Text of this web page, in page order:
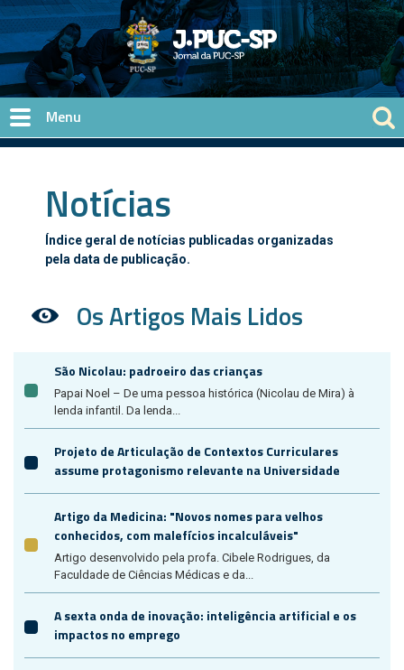
Pular para o conteúdo principal
Notícias
Índice geral de notícias publicadas organizadas
pela data de publicação.
Os Artigos Mais Lidos
São Nicolau: padroeiro das crianças
Papai Noel – De uma pessoa histórica (Nicolau de Mira) à
lenda infantil. Da lenda...
Projeto de Articulação de Contextos Curriculares
assume protagonismo relevante na Universidade
Artigo da Medicina: "Novos nomes para velhos
conhecidos, com malefícios incalculáveis"
Artigo desenvolvido pela profa. Cibele Rodrigues, da
Faculdade de Ciências Médicas e da...
A sexta onda de inovação: inteligência artificial e os
impactos no emprego